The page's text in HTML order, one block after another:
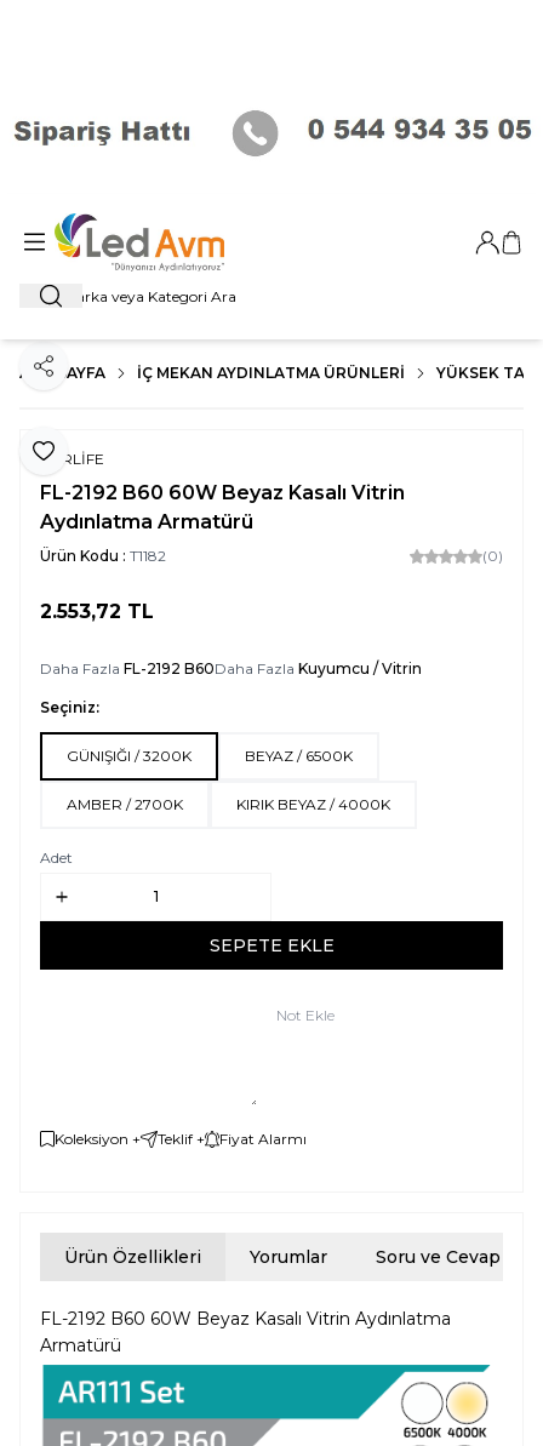
Ara
Giriş
ANA SAYFA İÇ MEKAN AYDINLATMA ÜRÜNLERI YÜKSEK
Favoriye Ekle
Paylaş
FORLİFE
FL-2192 B60 60W Beyaz Kasalı Vitrin
Aydınlatma Armatürü
Ürün Kodu : T1182 (0)
2.553,72 TL
Daha Fazla FL-2192 B60Daha Fazla Kuyumcu / Vitrin
Seçiniz:
GÜNIŞIĞI / 3200K BEYAZ / 6500K
AMBER / 2700K KIRIK BEYAZ / 4000K
Adet
SEPETE EKLE
Not Ekle
Koleksiyon + Teklif + Fiyat Alarmı
Ürün Özellikleri Yorumlar Soru ve Cevap
FL-2192 B60 60W Beyaz Kasalı Vitrin Aydınlatma
Armatürü